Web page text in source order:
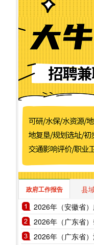
政府工作报告 县
2026年（安徽省
2026年（广东省
2026年（广东省